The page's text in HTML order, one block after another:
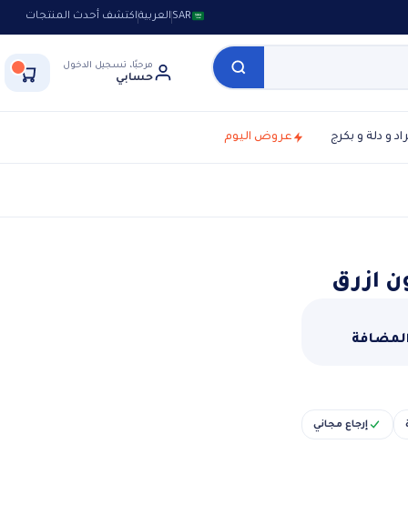
SAR العربيةاكتشف أحدث المنتجات
مرحبًا، تسجيل الدخول
حسابي
و دلة و بكرج عروض اليوم
إرجاع مجاني